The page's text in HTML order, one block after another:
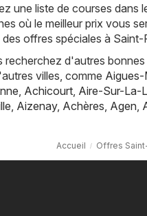
une liste de courses
où le meilleur prix vous
offres spéciales à Saint-
recherchez d'autres
villes, comme
Achicourt Aire-Sur-La-
Aizenay, Achères Agen
Accueil Offres